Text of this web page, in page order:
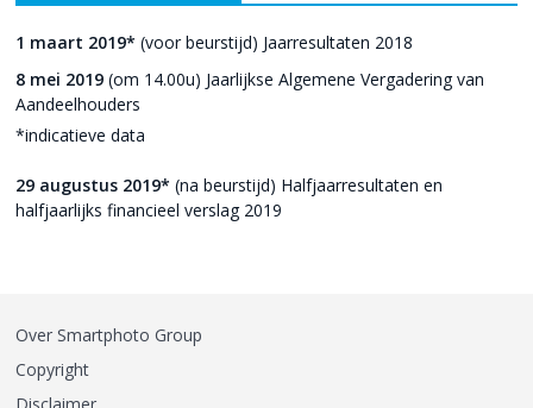
1 maart 2019* (voor beurstijd) Jaarresultaten 2018
8 mei 2019 (om 14.00u) Jaarlijkse Algemene Vergadering van
Aandeelhouders
*indicatieve data
29 augustus 2019* (na beurstijd) Halfjaarresultaten en
halfjaarlijks financieel verslag 2019
Over Smartphoto Group
Copyright